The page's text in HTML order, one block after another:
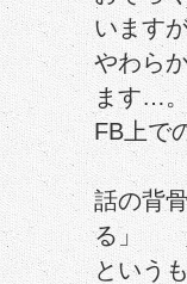
います
やわら
ます…
FB上で
話の背
る」
という